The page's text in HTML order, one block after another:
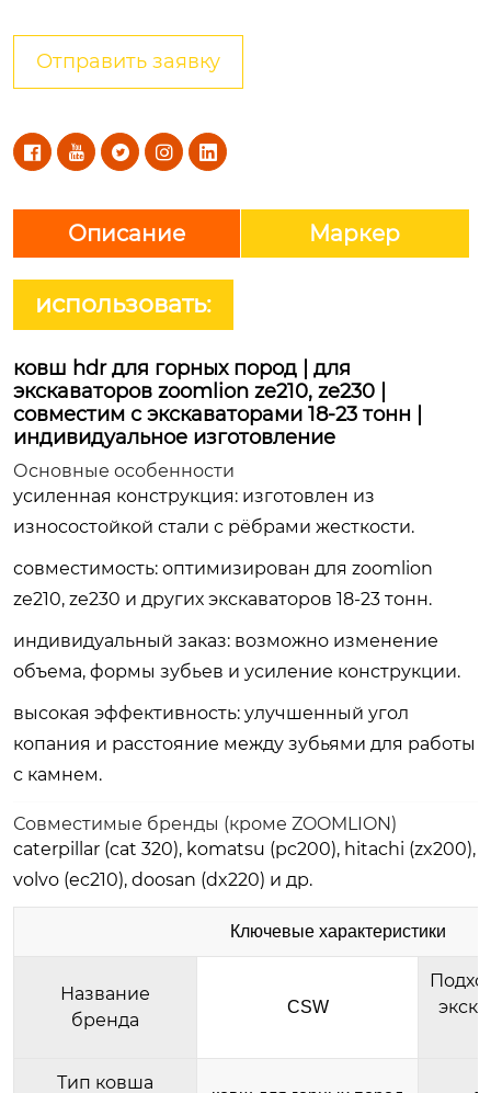
Отправить заявку
    
Описание Маркер
использовать:
ковш hdr для горных пород | для
экскаваторов zoomlion ze210, ze230 |
совместим с экскаваторами 18-23 тонн |
индивидуальное изготовление
Основные особенности
усиленная конструкция: изготовлен из
износостойкой стали с рёбрами жесткости.
совместимость: оптимизирован для zoomlion
ze210, ze230 и других экскаваторов 18-23 тонн.
индивидуальный заказ: возможно изменение
объема, формы зубьев и усиление конструкции.
высокая эффективность: улучшенный угол
копания и расстояние между зубьями для работы
с камнем.
Совместимые бренды (кроме ZOOMLION)
caterpillar (cat 320), komatsu (pc200), hitachi (zx200),
volvo (ec210), doosan (dx220) и др.
Ключевые характеристики
Название
бренда
CSW
Тип ковша